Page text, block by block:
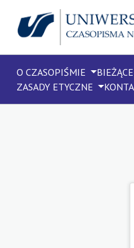
O CZASOPIŚMIE
ZASADY ETYCZNE